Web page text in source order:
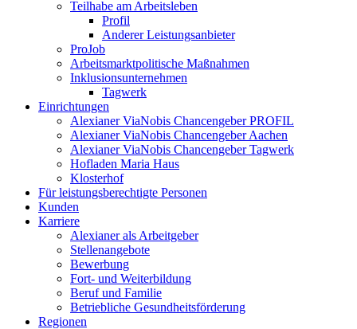
Teilhabe am Arbeitsleben
Profil
Anderer Leistungsanbieter
ProJob
Arbeitsmarktpolitische Maßnahmen
Inklusionsunternehmen
Tagwerk
Einrichtungen
Alexianer ViaNobis Chancengeber PROFIL
Alexianer ViaNobis Chancengeber Aachen
Alexianer ViaNobis Chancengeber Tagwerk
Hofladen Maria Haus
Klosterhof
Für leistungsberechtigte Personen
Kunden
Karriere
Alexianer als Arbeitgeber
Stellenangebote
Bewerbung
Fort- und Weiterbildung
Beruf und Familie
Betriebliche Gesundheitsförderung
Regionen